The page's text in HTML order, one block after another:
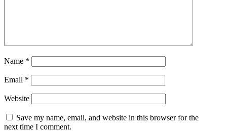
Name *
Email *
Website
Save my name, email, and website in this browser for the
next time I comment.